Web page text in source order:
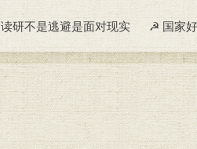
读研不是逃避是面对现实 ☭ 国家